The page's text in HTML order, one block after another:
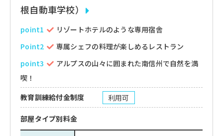
根自動車学校）
point1
リゾートホテルのような専用宿舎
Point2
専属シェフの料理が楽しめるレストラン
point3
アルプスの山々に囲まれた南信州で自然を満
喫！
教育訓練給付金制度
利用可
部屋タイプ別料金